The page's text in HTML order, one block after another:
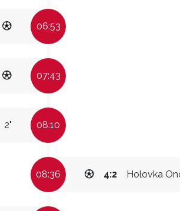
06:53
07:43
2" 08:10
08:36 Holovka
4:2